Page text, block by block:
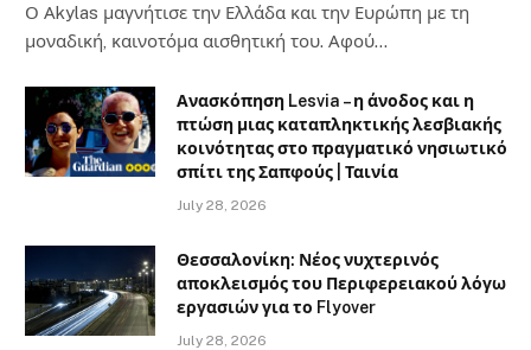
Ο Αkylas μαγνήτισε την Ελλάδα και την Ευρώπη με τη
μοναδική, καινοτόμα αισθητική του. Αφού…
Ανασκόπηση Lesvia – η άνοδος και η
πτώση μιας καταπληκτικής λεσβιακής
κοινότητας στο πραγματικό νησιωτικό
σπίτι της Σαπφούς | Ταινία
July 28, 2026
Θεσσαλονίκη: Νέος νυχτερινός
αποκλεισμός του Περιφερειακού λόγω
εργασιών για το Flyover
July 28, 2026